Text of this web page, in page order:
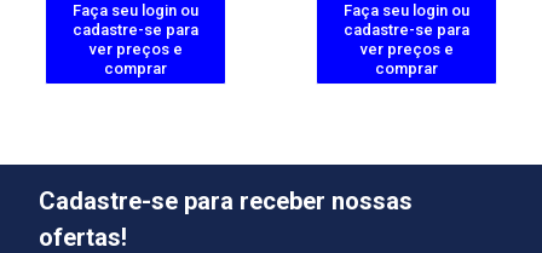
Faça seu login ou
cadastre-se para
ver preços e
comprar
Faça seu login ou
cadastre-se para
ver preços e
comprar
Cadastre-se para receber nossas
ofertas!